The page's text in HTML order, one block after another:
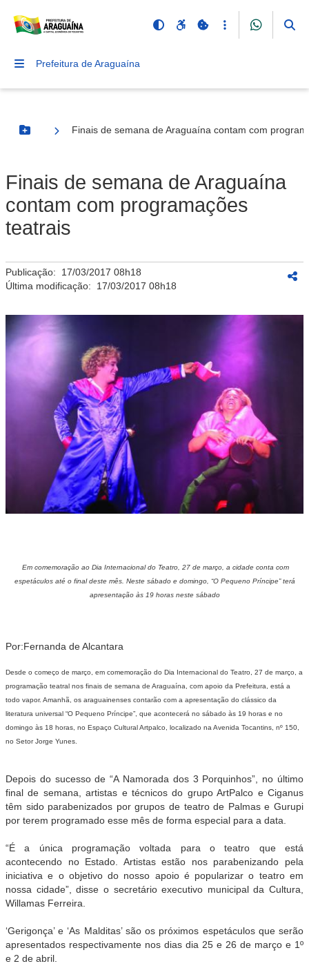
Prefeitura de Araguaína
Botão Menu
Finais de semana de Araguaína contam com
Finais de semana de Araguaína
contam com programações
teatrais
Publicação: 17/03/2017 08h18
Última modificação: 17/03/2017 08h18
Em comemoração ao Dia Internacional do Teatro, 27 de março, a cidade conta com
espetáculos até o final deste mês. Neste sábado e domingo, “O Pequeno Príncipe” terá
apresentação às 19 horas neste sábado
Por:Fernanda de Alcantara
Desde o começo de março, em comemoração do Dia Internacional do Teatro, 27 de março, a
programação teatral nos finais de semana de Araguaína, com apoio da Prefeitura , está a
todo vapor. Amanhã, os araguainenses contarão com a apresentação do clássico da
literatura universal “O Pequeno Príncipe”, que acontecerá no sábado às 19 horas e no
domingo às 18 horas, no Espaço Cultural Artpalco, localizado na Avenida Tocantins, nº 150,
no Setor Jorge Yunes.
Depois do sucesso de “A Namorada dos 3 Porquinhos”, no último
final de semana, artistas e técnicos do grupo ArtPalco e Ciganus
têm sido parabenizados por grupos de teatro de Palmas e Gurupi
por terem programado esse mês de forma especial para a data.
“É a única programação voltada para o teatro que está
acontecendo no Estado. Artistas estão nos parabenizando pela
iniciativa e o objetivo do nosso apoio é popularizar o teatro em
nossa cidade”, disse o secretário executivo municipal da Cultura,
Willamas Ferreira.
‘Gerigonça’ e ‘As Malditas’ são os próximos espetáculos que serão
apresentados respectivamente nos dias dia 25 e 26 de março e 1º
e 2 de abril.